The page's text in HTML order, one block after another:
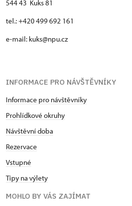
544 43 Kuks 81
tel.: +420 499 692 161
e-mail: kuks@npu.cz
INFORMACE PRO NÁVŠTĚVNÍKY
Informace pro návštěvníky
Prohlídkové okruhy
Návštěvní doba
Rezervace
Vstupné
Tipy na výlety
MOHLO BY VÁS ZAJÍMAT